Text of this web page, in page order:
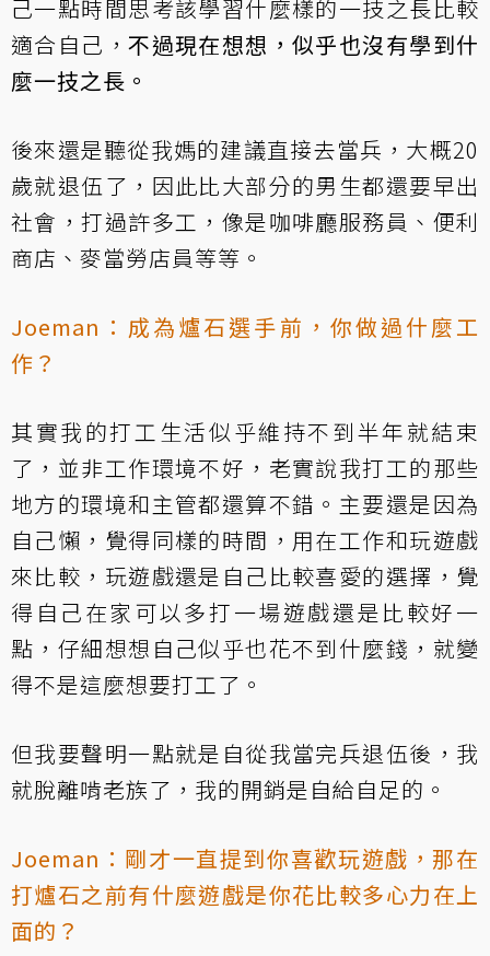
己一點時間思考該學習什麼樣的一技之長比較
適合自己，不過現在想想，似乎也沒有學到什
麼一技之長。
後來還是聽從我媽的建議直接去當兵，大概20
歲就退伍了，因此比大部分的男生都還要早出
社會，打過許多工，像是咖啡廳服務員、便利
商店、麥當勞店員等等。
Joeman：成為爐石選手前，你做過什麼工
作？
其實我的打工生活似乎維持不到半年就結束
了，並非工作環境不好，老實說我打工的那些
地方的環境和主管都還算不錯。主要還是因為
自己懶，覺得同樣的時間，用在工作和玩遊戲
來比較，玩遊戲還是自己比較喜愛的選擇，覺
得自己在家可以多打一場遊戲還是比較好一
點，仔細想想自己似乎也花不到什麼錢，就變
得不是這麼想要打工了。
但我要聲明一點就是自從我當完兵退伍後，我
就脫離啃老族了，我的開銷是自給自足的。
Joeman：剛才一直提到你喜歡玩遊戲，那在
打爐石之前有什麼遊戲是你花比較多心力在上
面的？